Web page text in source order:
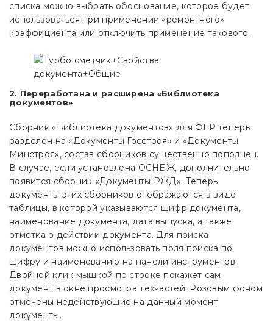
списка можно выбрать обоснование, которое будет
использоваться при применении «ремонтного»
коэффициента или отключить применение такового.
2. Переработана и расширена «Библиотека
документов»
Сборник «Библиотека документов» для ФЕР теперь
разделен на «Документы Госстроя» и «Документы
Минстроя», состав сборников существенно пополнен.
В случае, если установлена ОСНБЖ, дополнительно
появится сборник «Документы РЖД». Теперь
документы этих сборников отображаются в виде
таблицы, в которой указываются шифр документа,
наименование документа, дата выпуска, а также
отметка о действии документа. Для поиска
документов можно использовать поля поиска по
шифру и наименованию на панели инструментов.
Двойной клик мышкой по строке покажет сам
документ в окне просмотра техчастей. Розовым фоном
отмечены недействующие на данный момент
документы.